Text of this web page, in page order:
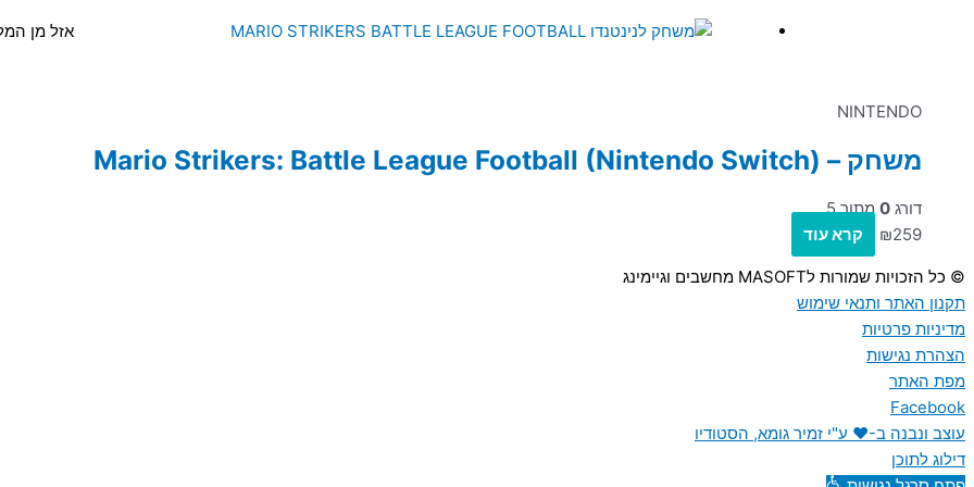
אזל מן
NINTENDO
משחק – Mario Strikers: Battle League Football (Nintendo Switch)
דורג 0 מתוך 5
₪259 קרא עוד
© כל הזכויות שמורות לMASOFT מחשבים וגיימינג
תקנון האתר ותנאי שימוש
מדיניות פרטיות
הצהרת נגישות
מפת האתר
Facebook
עוצב ונבנה ב-♥︎ ע"י זמיר גומא, הסטודיו
דילוג לתוכן